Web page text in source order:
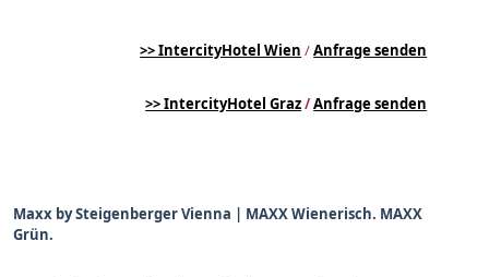
>> IntercityHotel Wien /Anfrage senden
>> IntercityHotel Graz/Anfrage senden
Maxx by Steigenberger Vienna | MAXX Wienerisch. MAXX
Grün.